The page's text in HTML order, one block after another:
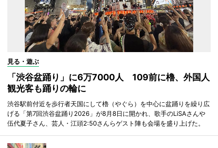
見る・遊ぶ
「渋谷盆踊り」に6万7000人 109前に櫓、外国人
観光客も踊りの輪に
渋谷駅前付近を歩行者天国にして櫓（やぐら）を中心に盆踊りを繰り広
げる「第7回渋谷盆踊り2026」が8月8日に開かれ、歌手のLiSAさんや
伍代夏子さん、芸人・江頭2:50さんらゲスト陣も会場を盛り上げた。